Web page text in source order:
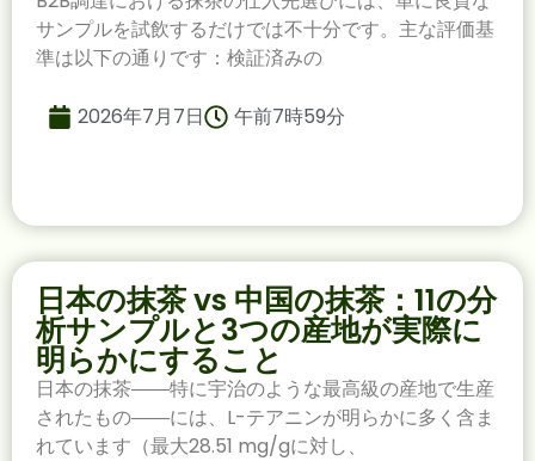
サンプルを試飲するだけでは不十分です。主な評価基
準は以下の通りです：検証済みの
2026年7月7日 午前7時59分
日本の抹茶 vs 中国の抹茶：11の分
析サンプルと3つの産地が実際に
明らかにすること
日本の抹茶――特に宇治のような最高級の産地で生産
されたもの――には、L-テアニンが明らかに多く含ま
れています（最大28.51 mg/gに対し、